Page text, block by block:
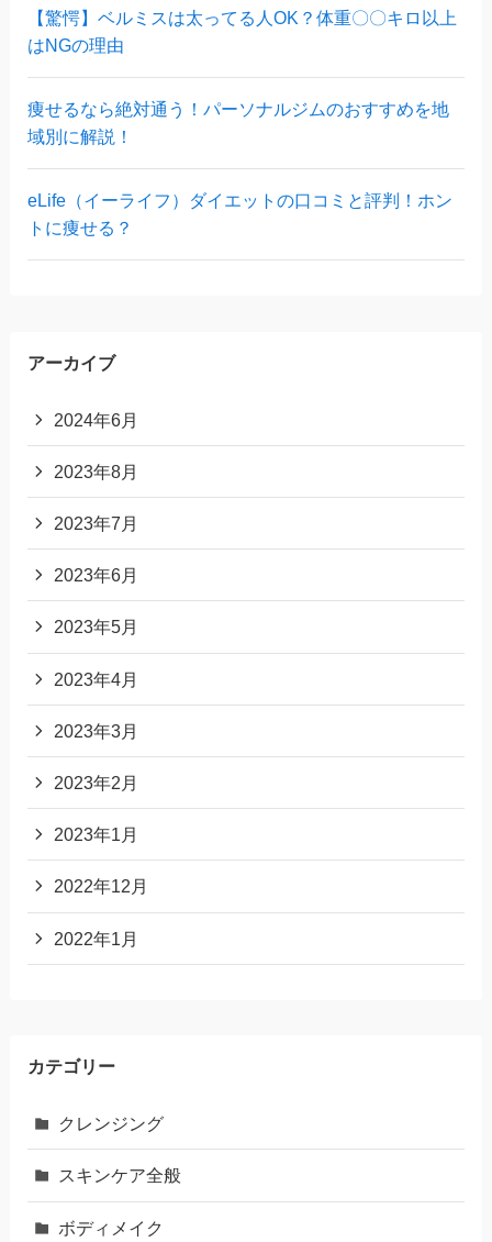
【驚愕】ベルミスは太ってる人OK？体重〇〇キロ以上
はNGの理由
痩せるなら絶対通う！パーソナルジムのおすすめを地
域別に解説！
eLife（イーライフ）ダイエットの口コミと評判！ホン
トに痩せる？
アーカイブ
2024年6月
2023年8月
2023年7月
2023年6月
2023年5月
2023年4月
2023年3月
2023年2月
2023年1月
2022年12月
2022年1月
カテゴリー
クレンジング
スキンケア全般
ボディメイク